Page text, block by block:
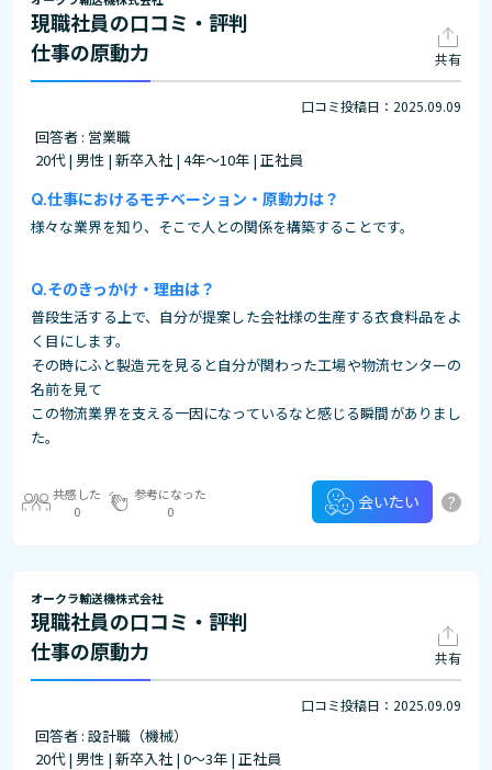
現職社員の口コミ・評判
仕事の原動力
共有
口コミ投稿日：2025.09.09
回答者 : 営業職
20代 | 男性 | 新卒入社 | 4年～10年 | 正社員
仕事におけるモチベーション・原動力は？
様々な業界を知り、そこで人との関係を構築することです。
そのきっかけ・理由は？
普段生活する上で、自分が提案した会社様の生産する衣食料品をよ
く目にします。
その時にふと製造元を見ると自分が関わった工場や物流センターの
名前を見て
この物流業界を支える一因になっているなと感じる瞬間がありまし
た。
共感した
0
参考になった
0
会いたい ?
オークラ輸送機株式会社
現職社員の口コミ・評判
仕事の原動力
共有
口コミ投稿日：2025.09.09
回答者 : 設計職（機械）
20代 | 男性 | 新卒入社 | 0～3年 | 正社員